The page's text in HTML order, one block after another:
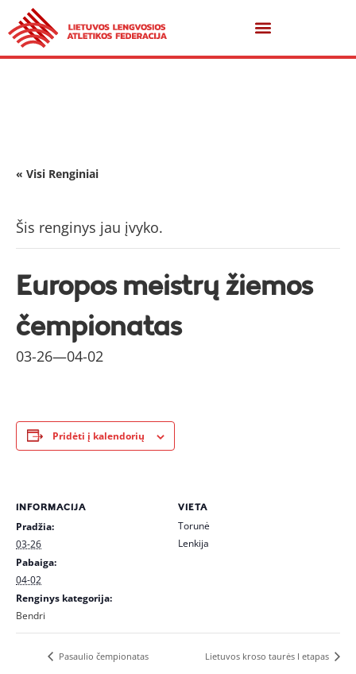
« Visi Renginiai
Šis renginys jau įvyko.
Europos meistrų žiemos
čempionatas
03-26—04-02
Pridėti į kalendorių
INFORMACIJA
Pradžia:
03-26
Pabaiga:
04-02
Renginys kategorija:
Bendri
VIETA
Torunė
Lenkija
Pasaulio čempionatas Lietuvos kroso taurės I etapas